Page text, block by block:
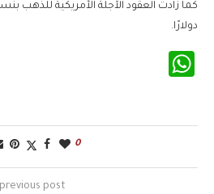
دولارًا.
0
previous post